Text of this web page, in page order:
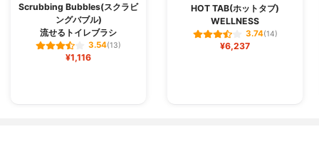
Scrubbing Bubbles(スクラビ
ングバブル)
流せるトイレブラシ
3.54(13)
¥1,116
HOT TAB(ホットタブ)
WELLNESS
3.74(14)
¥6,237